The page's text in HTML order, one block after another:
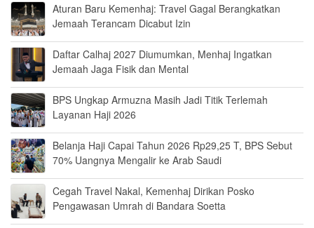
Aturan Baru Kemenhaj: Travel Gagal Berangkatkan
Jemaah Terancam Dicabut Izin
Daftar Calhaj 2027 Diumumkan, Menhaj Ingatkan
Jemaah Jaga Fisik dan Mental
BPS Ungkap Armuzna Masih Jadi Titik Terlemah
Layanan Haji 2026
Belanja Haji Capai Tahun 2026 Rp29,25 T, BPS Sebut
70% Uangnya Mengalir ke Arab Saudi
Cegah Travel Nakal, Kemenhaj Dirikan Posko
Pengawasan Umrah di Bandara Soetta